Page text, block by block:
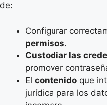
de:
Configurar
permisos.
Custodiar las
promover
El contenido que
jurídica para los